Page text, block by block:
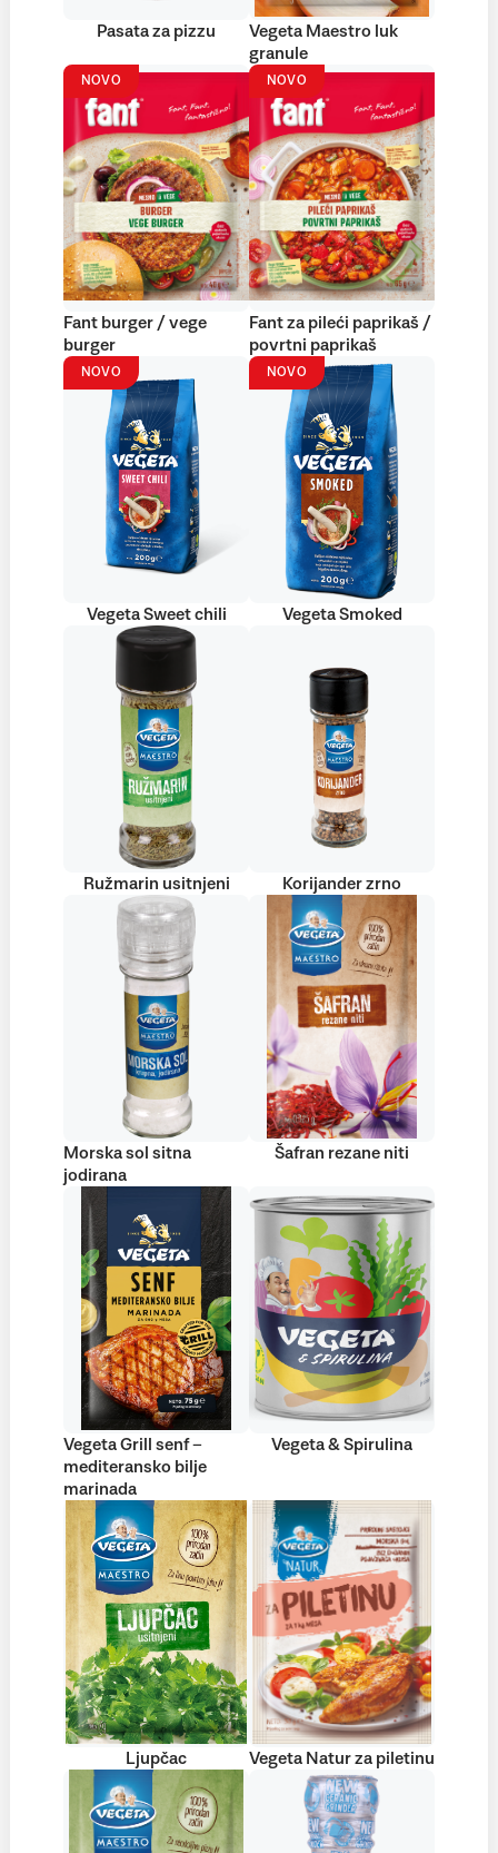
Pasata za pizzu
Vegeta Maestro luk
granule
NOVO
Fant burger / vege
burger
NOVO
Fant za pileći paprikaš /
povrtni paprikaš
NOVO
Vegeta Sweet chili
NOVO
Vegeta Smoked
Ružmarin usitnjeni Korijander zrno
Morska sol sitna
jodirana
Šafran rezane niti
Vegeta Grill senf –
mediteransko bilje
marinada
Vegeta & Spirulina
Ljupčac Vegeta Natur za piletinu